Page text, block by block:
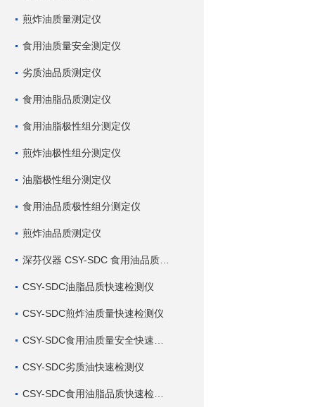
煎炸油质量测定仪
食用油质量安全测定仪
劣质油品质测定仪
食用油脂品质测定仪
食用油脂极性组分测定仪
煎炸油极性组分测定仪
油脂极性组分测定仪
食用油品质极性组分测定仪
煎炸油品质测定仪
CSY-SDC油脂品质快速检测仪
CSY-SDC煎炸油质量快速检测仪
CSY-SDC劣质油快速检测仪